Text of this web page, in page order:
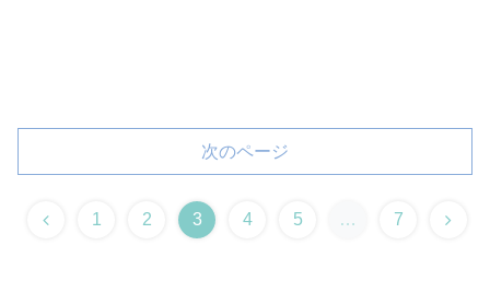
次のページ
前
1 2 3 4 5 … 7
次